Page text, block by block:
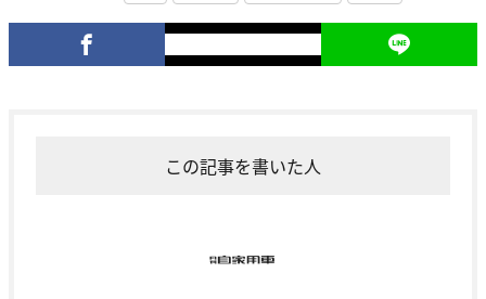
この記事を書いた人